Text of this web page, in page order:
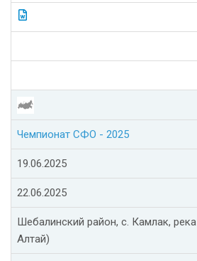
Чемпионат СФО - 2025
19.06.2025
22.06.2025
Шебалинский район, с. Камлак,
Алтай)